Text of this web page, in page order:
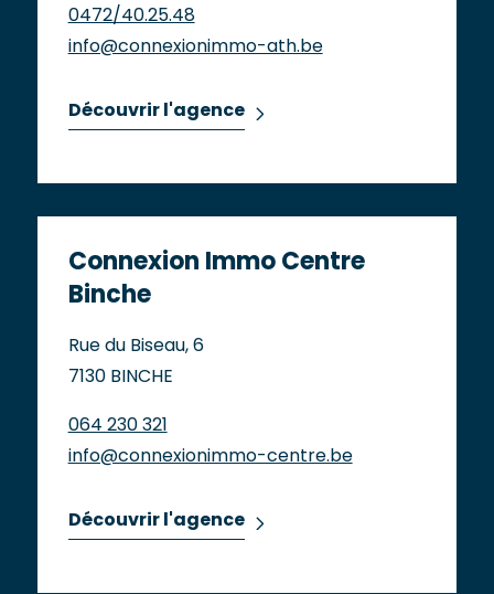
0472/40.25.48
info@connexionimmo-ath.be
Découvrir l'agence
Connexion Immo Centre
Binche
Rue du Biseau, 6
7130 BINCHE
064 230 321
info@connexionimmo-centre.be
Découvrir l'agence